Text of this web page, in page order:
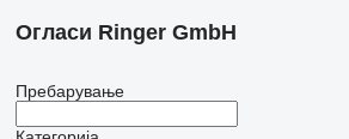
Огласи Ringer GmbH
Пребарување